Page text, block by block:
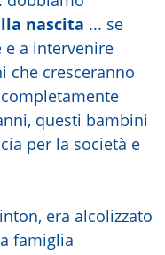
nascita ... se
a intervenire
che cresceranno
questi bambini
per la società e
era alcolizzato
famiglia